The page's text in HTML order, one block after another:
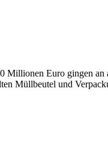
Euro gingen
Müllbeutel und